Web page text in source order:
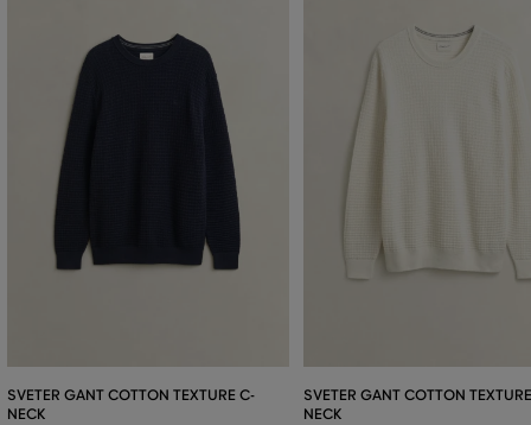
SVETER GANT COTTON TEXTURE C-
NECK
SVETER GANT COTTON
NECK